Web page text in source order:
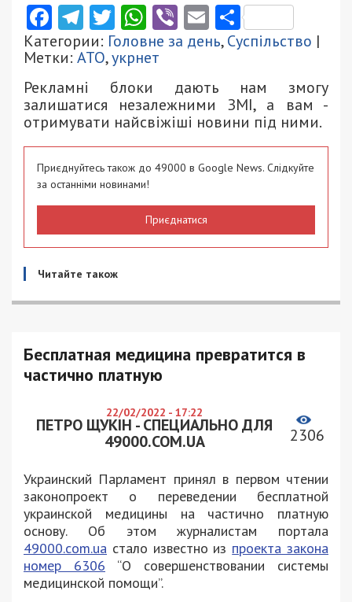
Facebook
Telegram
Twitter
WhatsApp
ViberEmail
Категории: Головне за день,Суспільство |
Метки: АТО,укрнет
Рекламні блоки дають нам змогу
залишатися незалежними ЗМІ, а вам -
отримувати найсвіжіші новини під ними.
Приєднуйтесь також до 49000 в Google News. Слідкуйте
за останніми новинами!
Приєднатися
Читайте також
Бесплатная медицина превратится в
частично платную
22/02/2022 - 17:22
ПЕТРО ЩУКІН - СПЕЦИАЛЬНО ДЛЯ
49000.COM.UA
2306
Украинский Парламент принял в первом чтении
законопроект о переведении бесплатной
украинской медицины на частично платную
основу. Об этом журналистам портала
49000.com.ua стало известно из проекта закона
номер 6306 “О совершенствовании системы
медицинской помощи”.